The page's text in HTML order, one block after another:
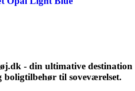
- din ultimative destination
til soveværelset.